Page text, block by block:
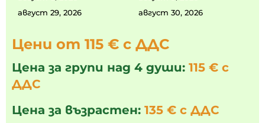
август 29, 2026
август 30, 2026
Цени от 115 € с ДДС
Цена за групи над 4 души: 115 € с
ДДС
Цена за възрастен: 135 € с ДДС